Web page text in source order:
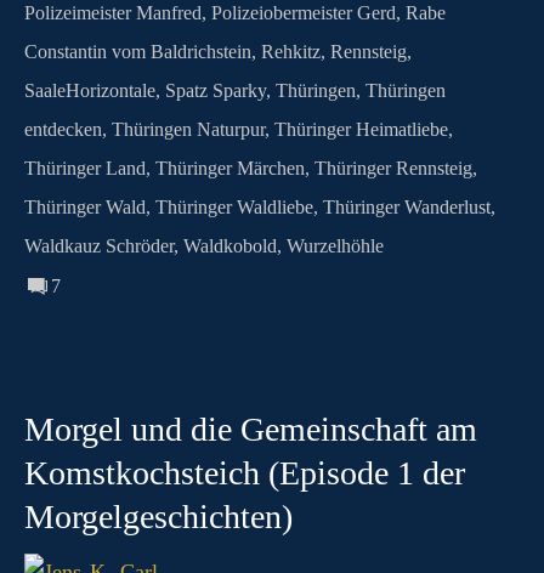
Polizeimeister Manfred, Polizeiobermeister Gerd, Rabe
Constantin vom Baldrichstein, Rehkitz, Rennsteig,
SaaleHorizontale, Spatz Sparky, Thüringen, Thüringen
entdecken, Thüringen Naturpur, Thüringer Heimatliebe,
Thüringer Land, Thüringer Märchen, Thüringer Rennsteig,
Thüringer Wald, Thüringer Waldliebe, Thüringer Wanderlust,
Waldkauz Schröder, Waldkobold, Wurzelhöhle
7
Morgel und die Gemeinschaft am
Komstkochsteich (Episode 1 der
Morgelgeschichten)